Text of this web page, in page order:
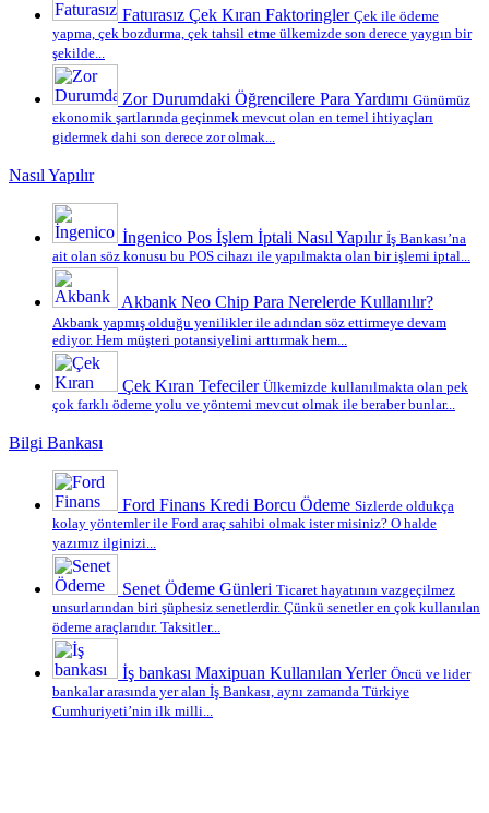
Faturasız Çek Kıran Faktoringler Çek ile ödeme
yapma, çek bozdurma, çek tahsil etme ülkemizde son derece yaygın bir
şekilde...
Zor Durumdaki Öğrencilere Para Yardımı Günümüz
ekonomik şartlarında geçinmek mevcut olan en temel ihtiyaçları
gidermek dahi son derece zor olmak...
Nasıl Yapılır
İngenico Pos İşlem İptali Nasıl Yapılır İş Bankası’na
ait olan söz konusu bu POS cihazı ile yapılmakta olan bir işlemi iptal...
Akbank Neo Chip Para Nerelerde Kullanılır?
Akbank yapmış olduğu yenilikler ile adından söz ettirmeye devam
ediyor. Hem müşteri potansiyelini arttırmak hem...
Çek Kıran Tefeciler Ülkemizde kullanılmakta olan pek
çok farklı ödeme yolu ve yöntemi mevcut olmak ile beraber bunlar...
Bilgi Bankası
Ford Finans Kredi Borcu Ödeme Sizlerde oldukça
kolay yöntemler ile Ford araç sahibi olmak ister misiniz? O halde
yazımız ilginizi...
Senet Ödeme Günleri Ticaret hayatının vazgeçilmez
unsurlarından biri şüphesiz senetlerdir. Çünkü senetler en çok kullanılan
ödeme araçlarıdır. Taksitler...
İş bankası Maxipuan Kullanılan Yerler Öncü ve lider
bankalar arasında yer alan İş Bankası, aynı zamanda Türkiye
Cumhuriyeti’nin ilk milli...